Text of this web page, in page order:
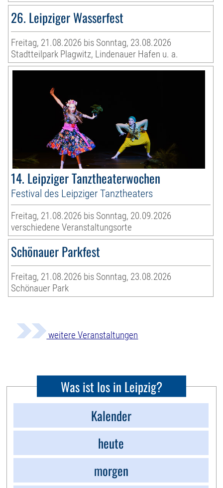
26. Leipziger Wasserfest
Freitag, 21.08.2026 bis Sonntag, 23.08.2026
Stadtteilpark Plagwitz, Lindenauer Hafen u. a.
14. Leipziger Tanztheaterwochen
Festival des Leipziger Tanztheaters
Freitag, 21.08.2026 bis Sonntag, 20.09.2026
verschiedene Veranstaltungsorte
Schönauer Parkfest
Freitag, 21.08.2026 bis Sonntag, 23.08.2026
Schönauer Park
weitere Veranstaltungen
Was ist los in Leipzig?
Kalender
heute
morgen